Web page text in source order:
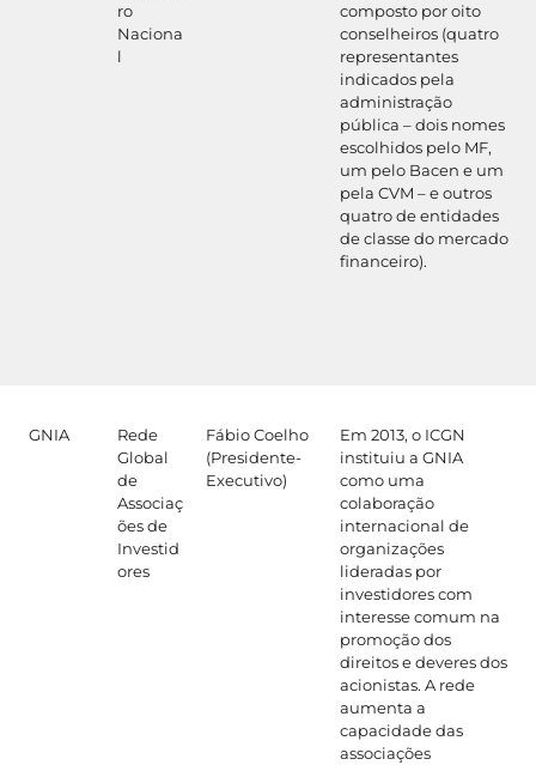
ro
Naciona
l
composto por oito
conselheiros (quatro
representantes
indicados pela
administração
pública – dois nomes
escolhidos pelo MF,
um pelo Bacen e um
pela CVM – e outros
quatro de entidades
de classe do mercado
financeiro).
GNIA
Rede
Global
de
Associaç
ões de
Investid
ores
Fábio Coelho
(Presidente-
Executivo)
Em 2013, o ICGN
instituiu a GNIA
como uma
colaboração
internacional de
organizações
lideradas por
investidores com
interesse comum na
promoção dos
direitos e deveres dos
acionistas. A rede
aumenta a
capacidade das
associações